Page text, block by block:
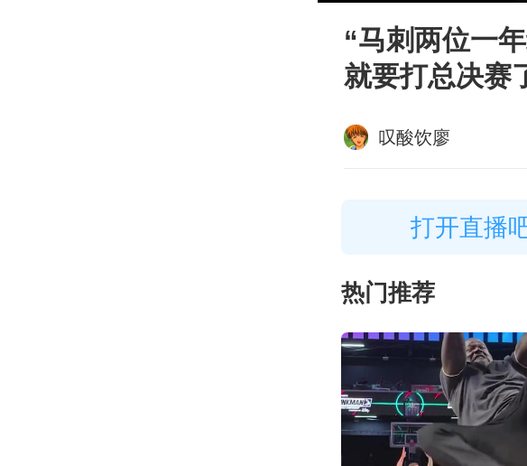
“马刺两位一
就要打总决赛
叹酸饮廖
打开直播
热门推荐